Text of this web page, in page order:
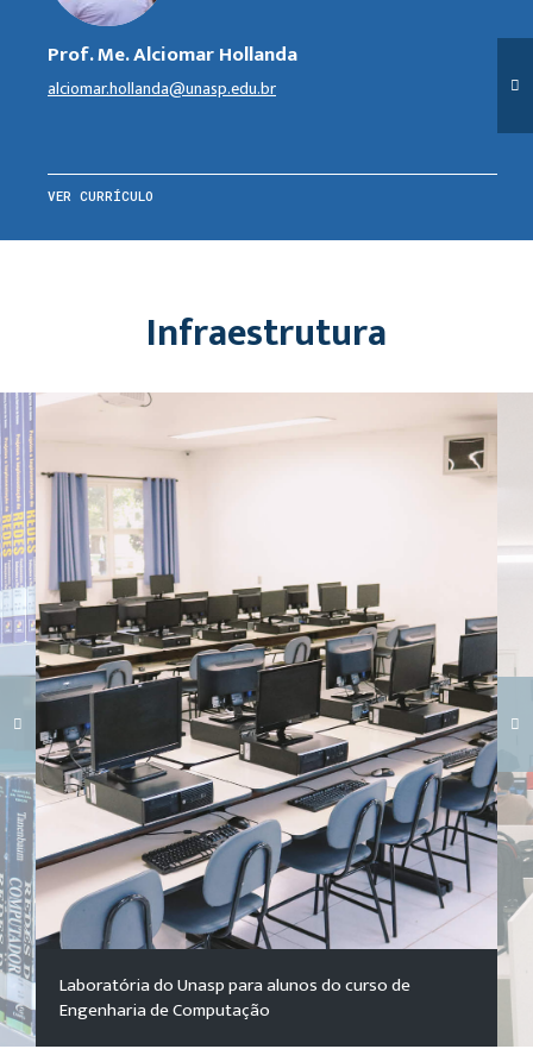
Prof. Me. Alciomar Hollanda
alciomar.hollanda@unasp.edu.br
VER CURRÍCULO
Infraestrutura
Carregando galeria...
Laboratória do Unasp para alunos do curso de
Engenharia de Computação